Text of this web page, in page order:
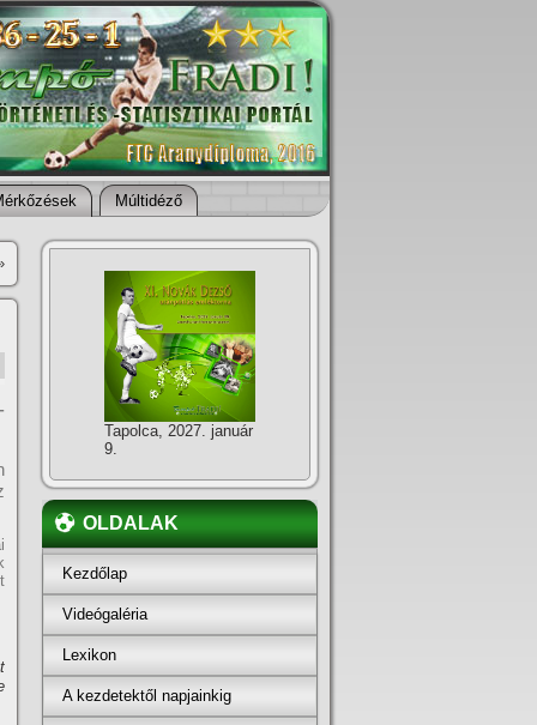
Múltidéző
Tapolca, 2027. január
9.
OLDALAK
Kezdőlap
Videógaléria
Lexikon
A kezdetektől napjainkig